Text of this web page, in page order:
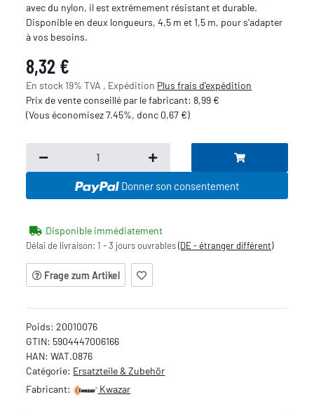
avec du nylon, il est extrêmement résistant et durable.
Disponible en deux longueurs, 4,5 m et 1,5 m, pour s'adapter
à vos besoins.
8,32 €
En stock 19% TVA , Expédition Plusfrais d'expédition
Prix de vente conseillé par le fabricant:8,99 €
(Vous économisez7.45%, donc 0,67 €)
Donner son consentement
Disponible immédiatement
Délai de livraison:1 - 3 jours ouvrables(DE - étranger différent)
Frage zum Artikel
Poids:20010076
GTIN: 5904447006166
HAN: WAT.0876
Catégorie: Ersatzteile & Zubehör
Fabricant:
Kwazar